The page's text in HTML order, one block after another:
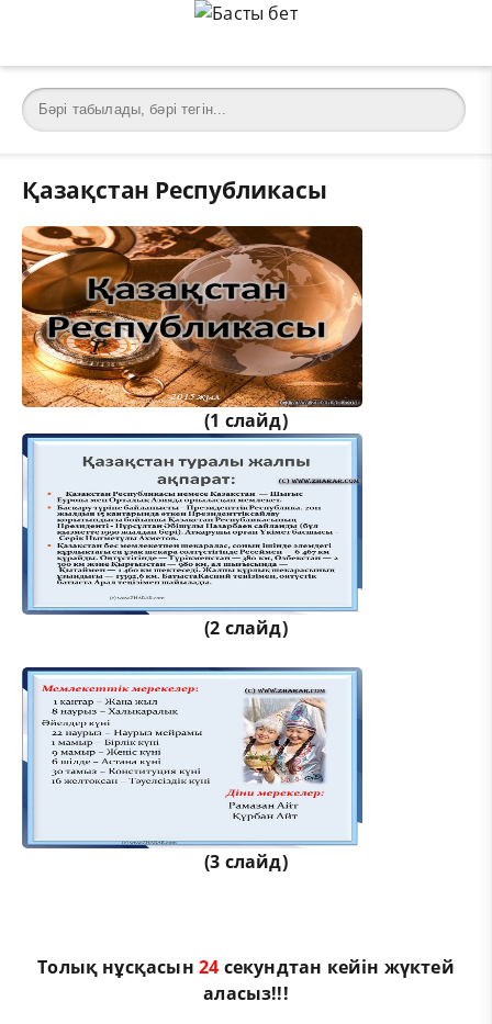
Қазақстан Республикасы
(1 слайд)
(2 слайд)
(3 слайд)
Толық нұсқасын24 секундтан кейін жүктей
аласыз!!!